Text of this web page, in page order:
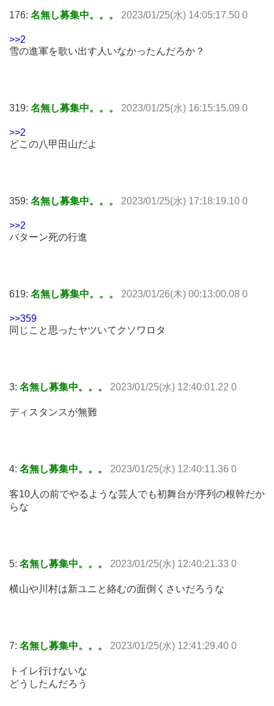
176: 名無し募集中。。。 2023/01/25(水) 14:05:17.50 0
>>2
雪の進軍を歌い出す人いなかったんだろか？
319: 名無し募集中。。。 2023/01/25(水) 16:15:15.09 0
>>2
どこの八甲田山だよ
359: 名無し募集中。。。 2023/01/25(水) 17:18:19.10 0
>>2
バターン死の行進
619: 名無し募集中。。。 2023/01/26(木) 00:13:00.08 0
>>359
同じこと思ったヤツいてクソワロタ
3: 名無し募集中。。。 2023/01/25(水) 12:40:01.22 0
ディスタンスが無難
4: 名無し募集中。。。 2023/01/25(水) 12:40:11.36 0
客10人の前でやるような芸人でも初舞台が序列の根幹だか
らな
5: 名無し募集中。。。 2023/01/25(水) 12:40:21.33 0
横山や川村は新ユニと絡むの面倒くさいだろうな
7: 名無し募集中。。。 2023/01/25(水) 12:41:29.40 0
トイレ行けないな
どうしたんだろう